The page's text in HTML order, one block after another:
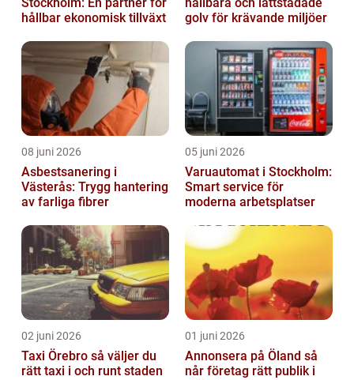
hållbar ekonomisk tillväxt
golv för krävande miljöer
08 juni 2026
Asbestsanering i
Västerås: Trygg hantering
av farliga fibrer
05 juni 2026
Varuautomat i Stockholm:
Smart service för
moderna arbetsplatser
02 juni 2026
Taxi Örebro så väljer du
rätt taxi i och runt staden
01 juni 2026
Annonsera på Öland så
når företag rätt publik i